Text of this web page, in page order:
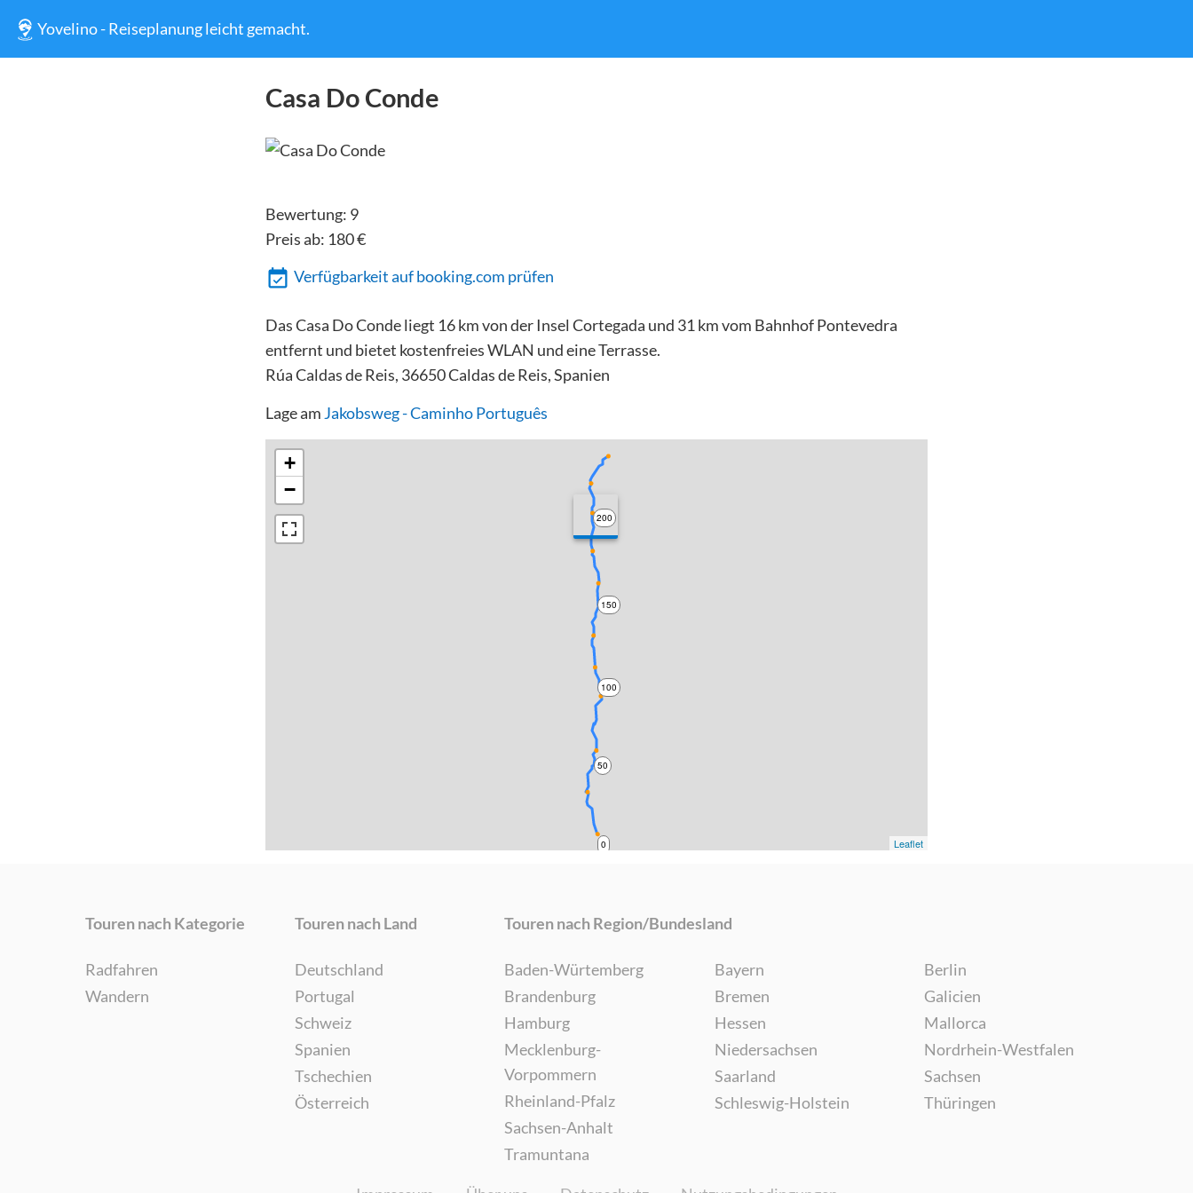
Yovelino - Reiseplanung leicht gemacht.
Casa Do Conde
Bewertung: 9
Preis ab: 180€
Verfügbarkeit auf booking.com prüfen
Das Casa Do Conde liegt 16 km von der Insel Cortegada und 31 km vom Bahnhof Pontevedra
entfernt und bietet kostenfreies WLAN und eine Terrasse.
Rúa Caldas de Reis, 36650 Caldas de Reis, Spanien
Lage am Jakobsweg - Caminho Português
0
50
100
150
200
+
−
Leaflet
Touren nach Kategorie
Radfahren
Wandern
Touren nach Land
Deutschland
Portugal
Schweiz
Spanien
Tschechien
Österreich
Touren nach Region/Bundesland
Baden-Würtemberg
Brandenburg
Hamburg
Mecklenburg-
Vorpommern
Rheinland-Pfalz
Sachsen-Anhalt
Tramuntana
Bayern
Bremen
Hessen
Niedersachsen
Saarland
Schleswig-Holstein
Berlin
Galicien
Mallorca
Nordrhein-Westfalen
Sachsen
Thüringen